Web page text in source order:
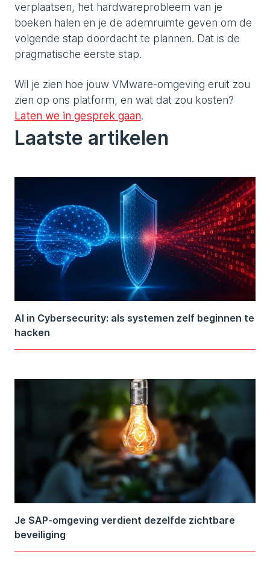
verplaatsen, het hardwareprobleem van je
boeken halen en je de ademruimte geven om de
volgende stap doordacht te plannen. Dat is de
pragmatische eerste stap.
Wil je zien hoe jouw VMware-omgeving eruit zou
zien op ons platform, en wat dat zou kosten?
Laten we in gesprek gaan.
Laatste artikelen
AI in Cybersecurity: als systemen zelf beginnen te
hacken
Je SAP-omgeving verdient dezelfde zichtbare
beveiliging